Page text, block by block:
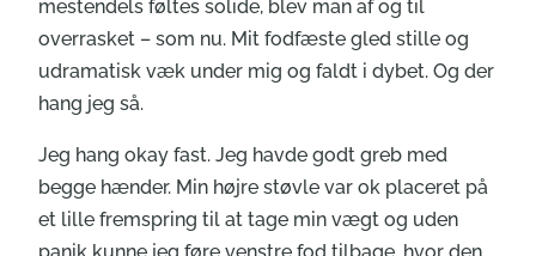
mestendels føltes solide, blev man af og til
overrasket – som nu. Mit fodfæste gled stille og
udramatisk væk under mig og faldt i dybet. Og der
hang jeg så.
Jeg hang okay fast. Jeg havde godt greb med
begge hænder. Min højre støvle var ok placeret på
et lille fremspring til at tage min vægt og uden